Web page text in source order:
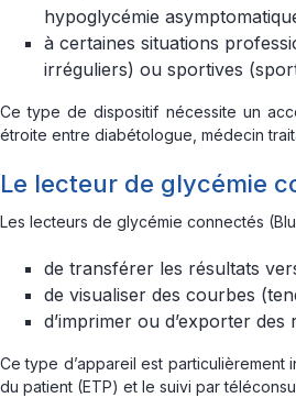
hypoglycémie
à certaines situations
irréguliers) ou sportives
Ce type de dispositif nécessite un
étroite entre diabétologue, médecin
Le lecteur de glycémie
Les lecteurs de glycémie connectés
de transférer les résultats
de visualiser des courbes
d’imprimer ou d’exporter
Ce type d’appareil est particulièrement
du patient (ETP) et le suivi par